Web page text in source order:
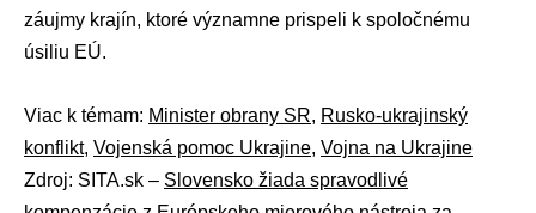
záujmy krajín, ktoré významne prispeli k spoločnému
úsiliu EÚ.
Viac k témam: Minister obrany SR, Rusko-ukrajinský
konflikt, Vojenská pomoc Ukrajine, Vojna na Ukrajine
Zdroj: SITA.sk – Slovensko žiada spravodlivé